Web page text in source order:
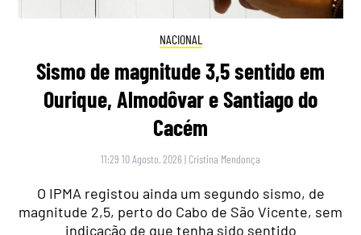
NACIONAL
Sismo de magnitude 3,5 sentido em
Ourique, Almodôvar e Santiago do
Cacém
11:29 10 Agosto, 2026 | Cristina Mendonça
O IPMA registou ainda um segundo sismo, de
magnitude 2,5, perto do Cabo de São Vicente, sem
indicação de que tenha sido sentido